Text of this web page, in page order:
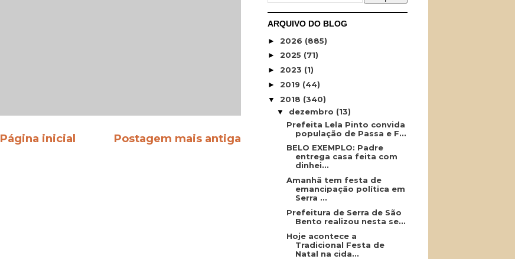
Postagem mais antiga
Página inicial
ARQUIVO DO BLOG
► 2026 (885)
► 2025 (71)
► 2023 (1)
► 2019 (44)
▼ 2018 (340)
▼ dezembro (13)
Prefeita Lela Pinto convida
população de Passa e F...
BELO EXEMPLO: Padre
entrega casa feita com
dinhei...
Amanhã tem festa de
emancipação política em
Serra ...
Prefeitura de Serra de São
Bento realizou nesta se...
Hoje acontece a
Tradicional Festa de
Natal na cida...